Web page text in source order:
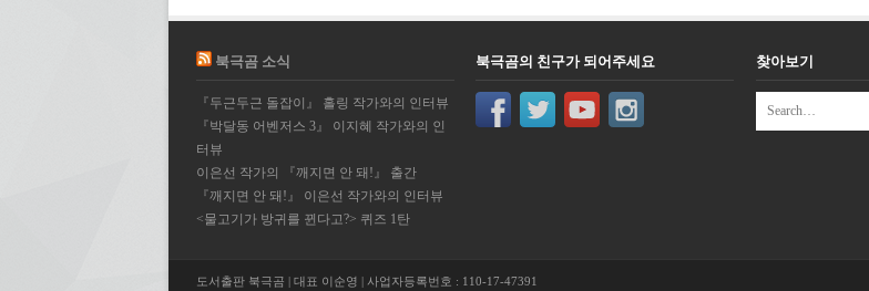
북극곰 소식
『두근두근 돌잡이』 홀링 작가와의 인터뷰
『박달동 어벤저스 3』 이지혜 작가와의 인
터뷰
이은선 작가의 『깨지면 안 돼!』 출간
『깨지면 안 돼!』 이은선 작가와의 인터뷰
<물고기가 방귀를 뀐다고?> 퀴즈 1탄
북극곰의 친구가 되어주세요 찾아보기
도서출판 북극곰 | 대표 이순영 | 사업자등록번호 : 110-17-47391